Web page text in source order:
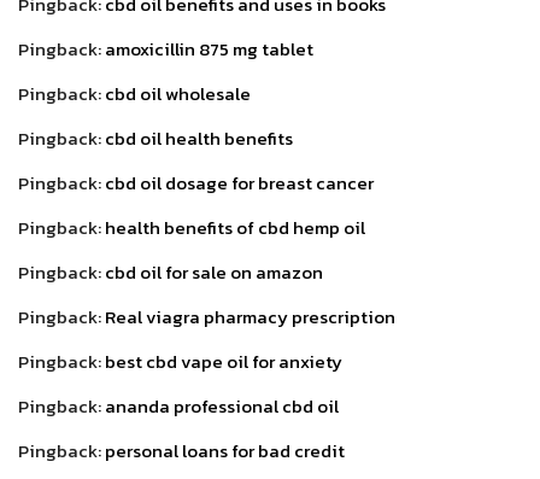
Pingback:amoxicillin 875 mg tablet
Pingback:cbd oil wholesale
Pingback:cbd oil health benefits
Pingback:cbd oil dosage for breast cancer
Pingback:health benefits of cbd hemp oil
Pingback:cbd oil for sale on amazon
Pingback:Real viagra pharmacy prescription
Pingback:best cbd vape oil for anxiety
Pingback:ananda professional cbd oil
Pingback:personal loans for bad credit